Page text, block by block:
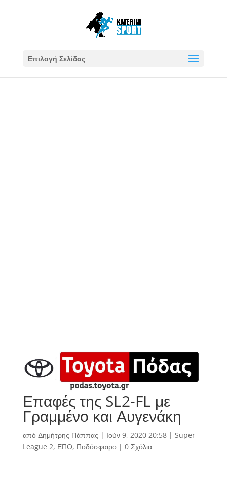
Επιλογή Σελίδας
Επαφές της SL2-FL με
Γραμμένο και Αυγενάκη
από Δημήτρης Πάππας | Ιούν 9, 2020 20:58| Super
League 2, ΕΠΟ, Ποδόσφαιρο| 0 Σχόλια